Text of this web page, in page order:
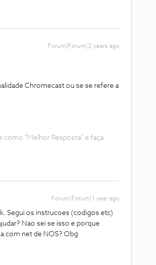
Forum|Forum|2 years ago
Chromecast ou se se refere a
como "Melhor Resposta" e faça
Forum|Forum|1 year ago
Segui os instrucoes (codigos etc)
Nao sei se isso e porque
com net de NOS? Obg